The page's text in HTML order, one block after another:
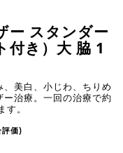
ー スタンダー
付き）大 脇 1
美白、小じわ、ちりめ
治療。一回の治療で約
。
価)